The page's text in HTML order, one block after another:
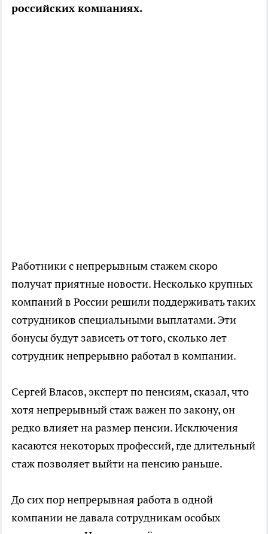
российских компаниях.
Работники с непрерывным стажем скоро
получат приятные новости. Несколько крупных
компаний в России решили поддерживать таких
сотрудников специальными выплатами. Эти
бонусы будут зависеть от того, сколько лет
сотрудник непрерывно работал в компании.
Сергей Власов, эксперт по пенсиям, сказал, что
хотя непрерывный стаж важен по закону, он
редко влияет на размер пенсии. Исключения
касаются некоторых профессий, где длительный
стаж позволяет выйти на пенсию раньше.
До сих пор непрерывная работа в одной
компании не давала сотрудникам особых